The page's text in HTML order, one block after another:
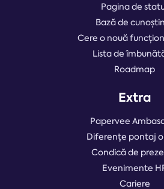
Pagina de
Bază de
Cere o nouă
Lista de
Roadmap
Extra
Papervee
Diferențe pontaj
Condică de
Evenimente
Cariere